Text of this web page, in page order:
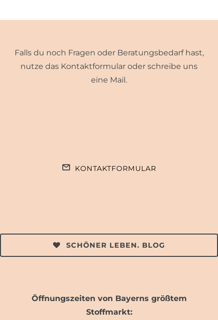
Falls du noch Fragen oder Beratungsbedarf hast,
nutze das Kontaktformular oder schreibe uns
eine Mail.
KONTAKTFORMULAR
SCHÖNER LEBEN. BLOG
Öffnungszeiten von Bayerns größtem
Stoffmarkt: